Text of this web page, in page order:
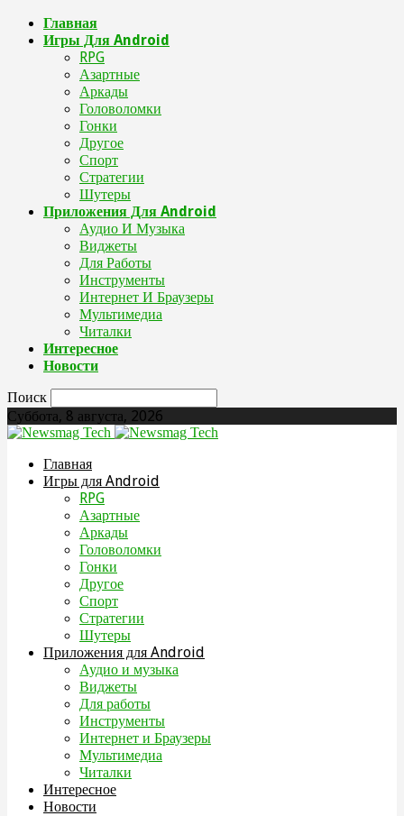
Главная
Игры Для Android
RPG
Азартные
Аркады
Головоломки
Гонки
Другое
Спорт
Стратегии
Шутеры
Приложения Для Android
Аудио И Музыка
Виджеты
Для Работы
Инструменты
Интернет И Браузеры
Мультимедиа
Читалки
Интересное
Новости
Поиск
Суббота, 8 августа, 2026
Главная
Игры для Android
RPG
Азартные
Аркады
Головоломки
Гонки
Другое
Спорт
Стратегии
Шутеры
Приложения для Android
Аудио и музыка
Виджеты
Для работы
Инструменты
Интернет и Браузеры
Мультимедиа
Читалки
Интересное
Новости